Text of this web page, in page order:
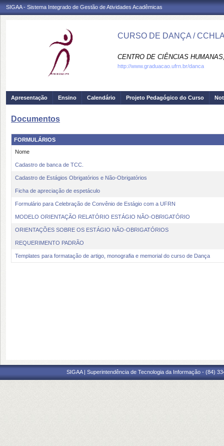
SIGAA - Sistema Integrado de Gestão de Atividades Acadêmicas
CURSO DE DANÇA /
CENTRO DE CIÊNCIAS
http://www.graduacao.ufrn.br/danca
Apresentação Ensino Calendário Projeto Pedagógico do Curso
Documentos
FORMULÁRIOS
Nome
Cadastro de banca de TCC.
Cadastro de Estágios Obrigatórios e Não-Obrigatórios
Ficha de apreciação de espetáculo
Formulário para Celebração de Convênio de Estágio com a UFRN
MODELO ORIENTAÇÃO RELATÓRIO ESTÁGIO NÃO-OBRIGATÓRIO
ORIENTAÇÕES SOBRE OS ESTÁGIO NÃO-OBRIGATÓRIOS
REQUERIMENTO PADRÃO
Templates para formatação de artigo, monografia e memorial do curso de Dança
SIGAA | Superintendência de Tecnologia da Informação - (84)